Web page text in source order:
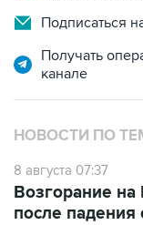
Подписаться
Получать
канале
НОВОСТИ ПО
8 августа 07:37
Возгорание
после